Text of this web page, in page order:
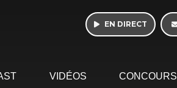
EN DIRECT
VIDÉOS CONCOURS